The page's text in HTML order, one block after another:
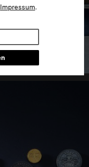
Impressum.